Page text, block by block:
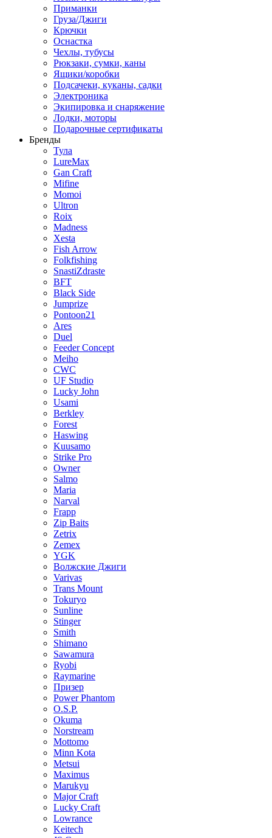
Приманки
Груза/Джиги
Крючки
Оснастка
Чехлы, тубусы
Рюкзаки, сумки, каны
Ящики/коробки
Подсачеки, куканы, садки
Электроника
Экипировка и снаряжение
Лодки, моторы
Подарочные сертификаты
Бренды
Тула
LureMax
Gan Craft
Mifine
Momoi
Ultron
Roix
Madness
Xesta
Fish Arrow
Folkfishing
SnastiZdraste
BFT
Black Side
Jumprize
Pontoon21
Ares
Duel
Feeder Concept
Meiho
CWC
UF Studio
Lucky John
Usami
Berkley
Forest
Haswing
Kuusamo
Strike Pro
Owner
Salmo
Maria
Narval
Frapp
Zip Baits
Zetrix
Zemex
YGK
Волжские Джиги
Varivas
Trans Mount
Tokuryo
Sunline
Stinger
Smith
Shimano
Sawamura
Ryobi
Raymarine
Призер
Power Phantom
O.S.P.
Okuma
Norstream
Mottomo
Minn Kota
Metsui
Maximus
Marukyu
Major Craft
Lucky Craft
Lowrance
Keitech